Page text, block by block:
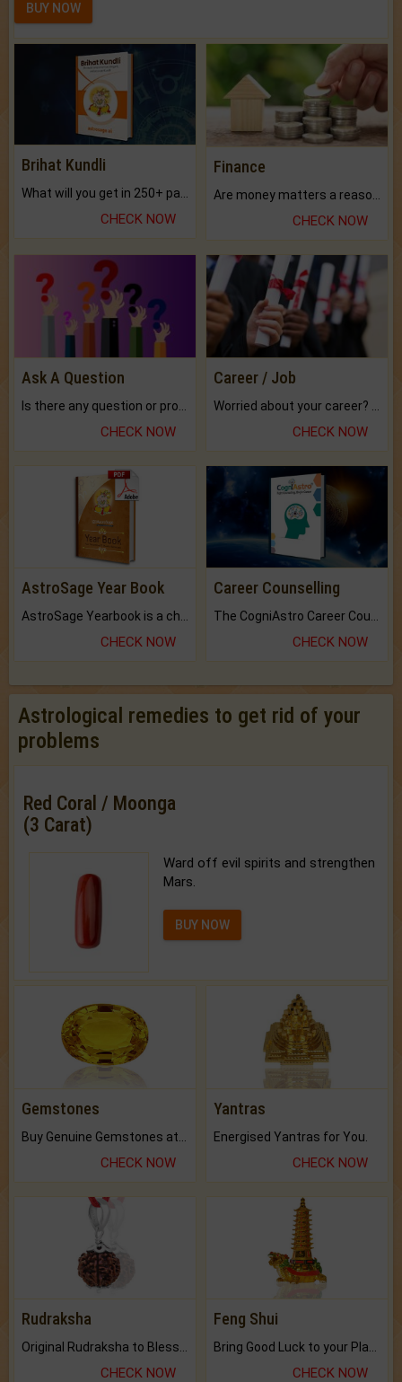
BUY NOW
Brihat Kundli
CHECK NOW
Finance
CHECK NOW
Ask A Question
CHECK NOW
Career / Job
CHECK NOW
AstroSage Year Book
AstroSage Yearbook is a channel to fulfill your dreams and destiny.
CHECK NOW
Career Counselling
The CogniAstro Career Counselling Report is the most comprehensive report available on this topic.
CHECK NOW
Astrological remedies to get rid of your
problems
Red Coral / Moonga
(3 Carat)
Ward off evil spirits and strengthen
Mars.
BUY NOW
Gemstones
CHECK NOW
Yantras
Energised Yantras for You.
CHECK NOW
Rudraksha
CHECK NOW
Feng Shui
CHECK NOW